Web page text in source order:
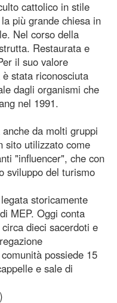
cattolico in stile
più grande chiesa in
Nel corso della
Restaurata e
il suo valore
stata riconosciuta
dagli organismi che
nel 1991.
da molti gruppi
sito utilizzato come
"influencer", che con
sviluppo del turismo
storicamente
MEP. Oggi conta
dieci sacerdoti e
possiede 15
e sale di